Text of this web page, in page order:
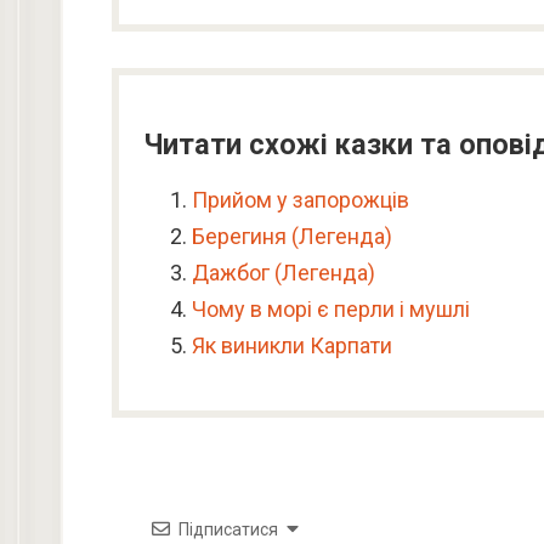
Читати схожі казки та
Прийом у запорожців
Берегиня (Легенда)
Дажбог (Легенда)
Чому в морі є перли і мушлі
Як виникли Карпати
Підписатися